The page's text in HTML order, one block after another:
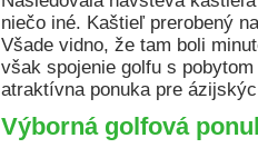
niečo iné. Kaštieľ prerobený
Všade vidno, že tam boli
však spojenie golfu s
atraktívna ponuka pre
Výborná golfová